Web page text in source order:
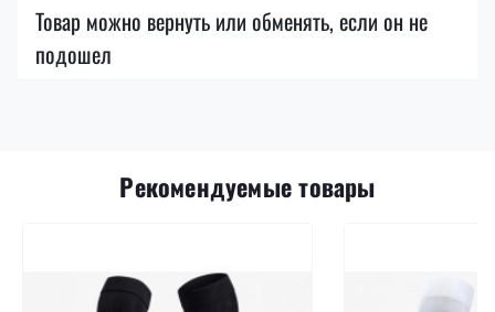
Товар можно вернуть или обменять, если он не
подошел
Рекомендуемые товары